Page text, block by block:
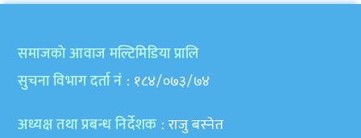
समाजकाे आवाज मल्टिमिडिया प्रालि
सुचना विभाग दर्ता नं : १८४/०७३/७४
अध्यक्ष तथा प्रबन्ध निर्देशक : राजु बस्नेत